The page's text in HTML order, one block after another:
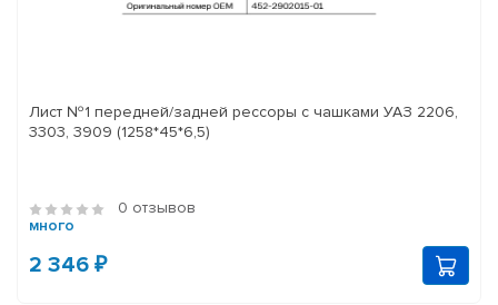
Лист №1 передней/задней рессоры с чашками УАЗ 2206,
3303, 3909 (1258*45*6,5)
0 отзывов
много
2 346 ₽